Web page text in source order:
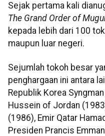
Sejak pertama kali
The Grand Order of
kepada lebih dari 100
maupun luar negeri.
Sejumlah tokoh besar
penghargaan ini antara
Republik Korea
Hussein of Jordan
(1986), Emir Qatar
Presiden Prancis